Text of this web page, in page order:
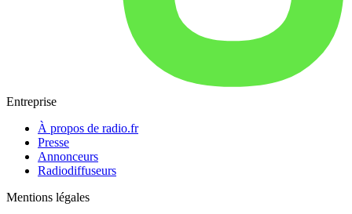
Entreprise
À propos de radio.fr
Presse
Annonceurs
Radiodiffuseurs
Mentions légales